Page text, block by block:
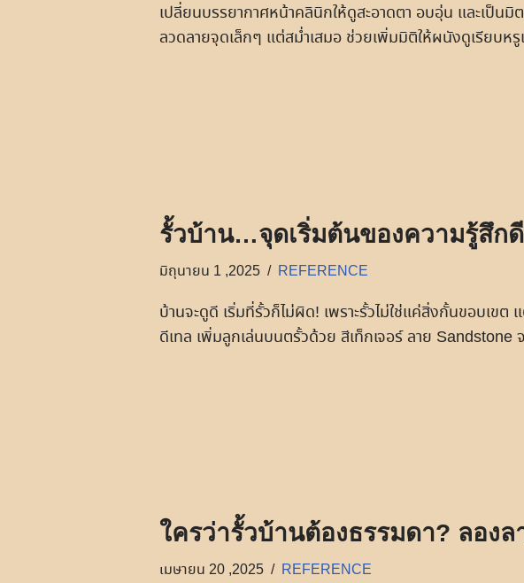
เปลี่ยนบรรยากาศหน้าคลินิกให้ดูสะอาดตา อบอุ่น และเป็น
ลวดลายจุดเล็กๆ แต่สม่ำเสมอ ช่วยเพิ่มมิติให้ผนังดูเรียบห
รั้วบ้าน…จุดเริ่มต้นของความรู้สึก
มิถุนายน 1 ,2025 REFERENCE
บ้านจะดูดี เริ่มที่รั้วก็ไม่ผิด! เพราะรั้วไม่ใช่แค่สิ่งกั้นขอบเข
ดีเทล เพิ่มลูกเล่นบนตรั้วด้วย สีเท็กเจอร์ ลาย
ใครว่ารั้วบ้านต้องธรรมดา? ลอง
เมษายน 20 ,2025 REFERENCE